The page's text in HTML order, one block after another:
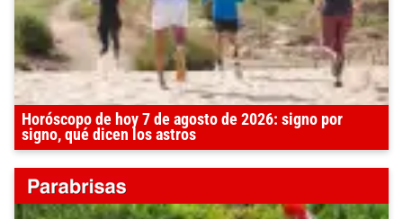
Horóscopo de hoy 7 de agosto de 2026: signo por
signo, qué dicen los astros